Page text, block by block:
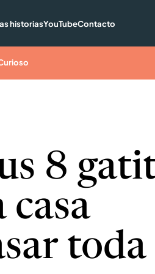
historiasYouTubeContacto
8
toda